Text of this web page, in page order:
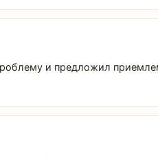
и предложил